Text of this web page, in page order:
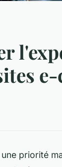
e-
priorité